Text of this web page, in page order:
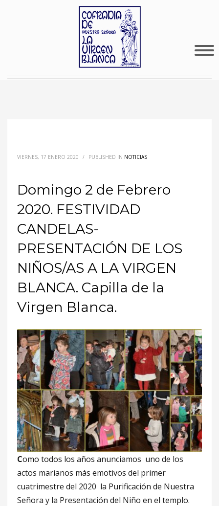
VIERNES, 17 ENERO 2020 / PUBLISHED IN NOTICIAS
Domingo 2 de Febrero
2020. FESTIVIDAD
CANDELAS-
PRESENTACIÓN DE LOS
NIÑOS/AS A LA VIRGEN
BLANCA. Capilla de la
Virgen Blanca.
Como todos los años anunciamos uno de los
actos marianos más emotivos del primer
cuatrimestre del 2020 la Purificación de Nuestra
Señora y la Presentación del Niño en el templo.